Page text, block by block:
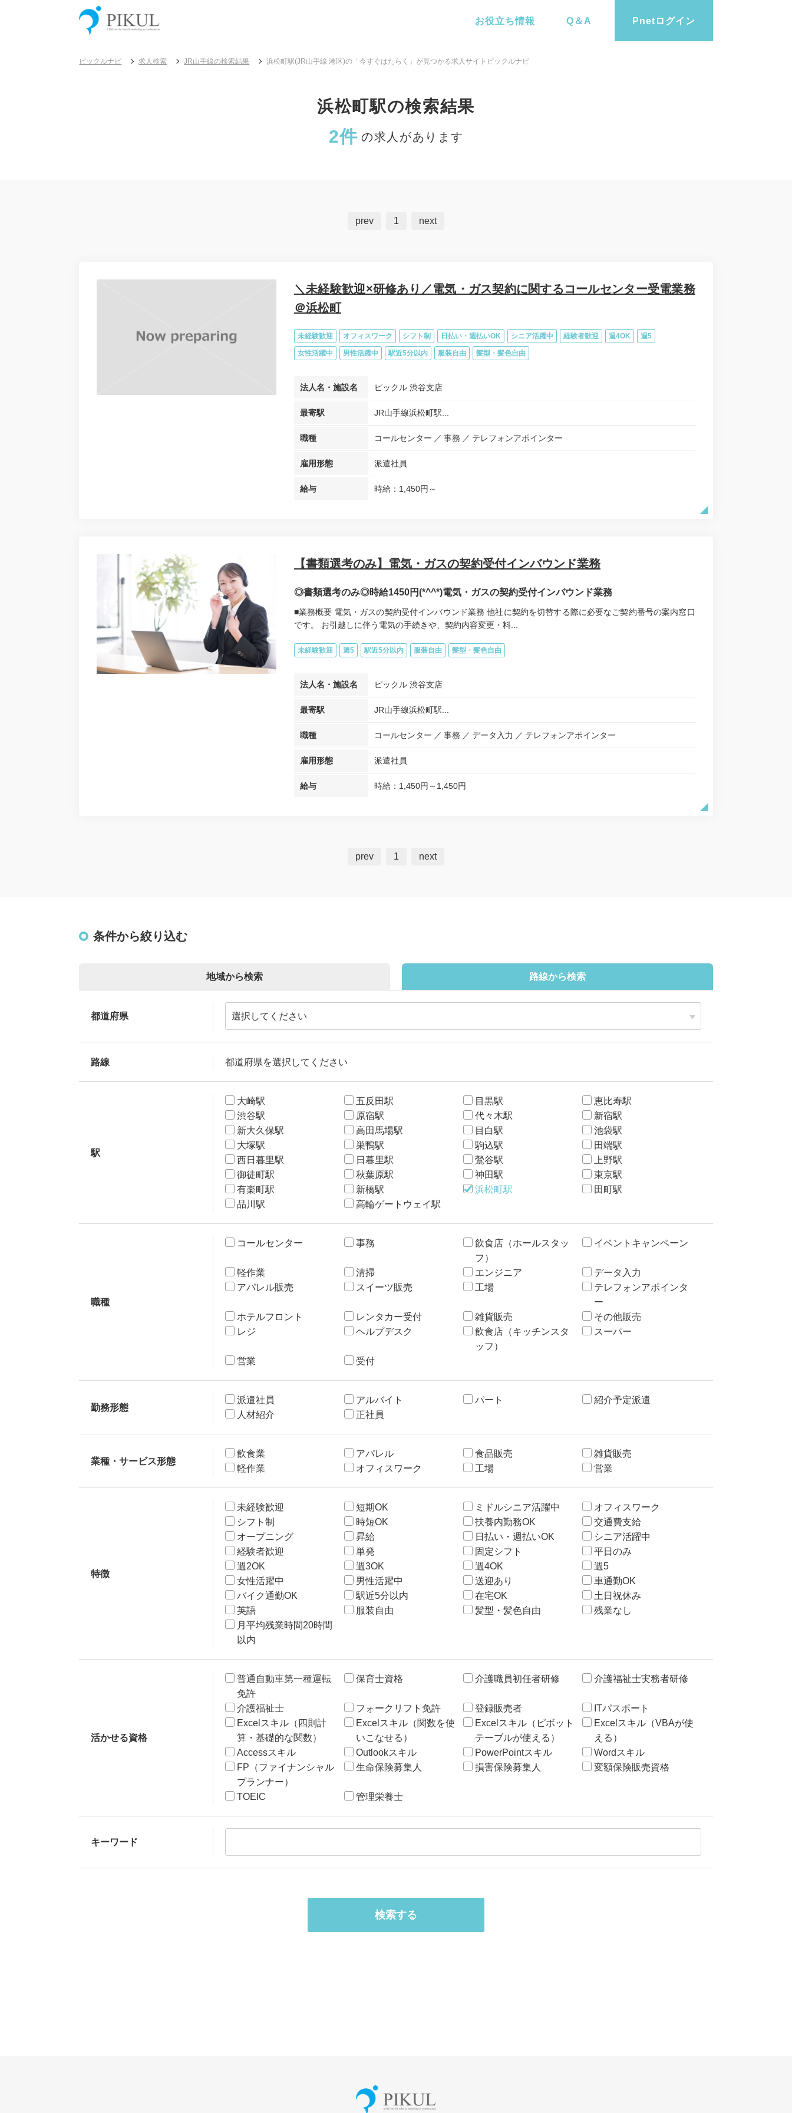
お役立ち情報 Q＆A Pnetログイン
ピックルナビ 求人検索 JR山手線の検索結果 浜松町駅(JR山手線 港区)の「今すぐはたらく」が見つかる求人サイトピックルナビ
浜松町駅の検索結果
2件 の求人があります
prev 1 next
＼未経験歓迎×研修あり／電気・ガス契約に関するコールセンター受電業務
＠浜松町
未経験歓迎 オフィスワーク シフト制 日払い・週払いOK シニア活躍中 経験者歓迎 週4OK 週5
女性活躍中 男性活躍中 駅近5分以内 服装自由 髪型・髪色自由
法人名・施設名 ピックル 渋谷支店
最寄駅 JR山手線浜松町駅...
職種 コールセンター 事務 テレフォンアポインター
雇用形態 派遣社員
給与 時給：1,450円～
【書類選考のみ】電気・ガスの契約受付インバウンド業務
◎書類選考のみ◎時給1450円(*^^*)電気・ガスの契約受付インバウンド業務
■業務概要 電気・ガスの契約受付インバウンド業務 他社に契約を切替する際に必要なご契約番号の案内窓口
です。 お引越しに伴う電気の手続きや、契約内容変更・料...
未経験歓迎 週5 駅近5分以内 服装自由 髪型・髪色自由
法人名・施設名 ピックル 渋谷支店
最寄駅 JR山手線浜松町駅...
職種 コールセンター 事務 データ入力 テレフォンアポインター
雇用形態 派遣社員
給与 時給：1,450円～1,450円
prev 1 next
条件から絞り込む
地域から検索 路線から検索
都道府県
路線 都道府県を選択してください
駅
大崎駅 五反田駅 目黒駅
恵比寿駅
渋谷駅
原宿駅 代々木駅
新宿駅
新大久保駅
高田馬場駅 目白駅
池袋駅
大塚駅
巣鴨駅 駒込駅
田端駅
西日暮里駅
日暮里駅 鶯谷駅
上野駅
御徒町駅
秋葉原駅 神田駅
東京駅
有楽町駅
新橋駅 浜松町駅
田町駅
品川駅
高輪ゲートウェイ駅
職種
コールセンター 事務
飲食店（ホールスタッ
フ）
イベントキャンペーン
軽作業 清掃 エンジニア
データ入力
アパレル販売
スイーツ販売 工場
テレフォンアポインタ
ー
ホテルフロント
レンタカー受付 雑貨販売
その他販売
レジ
ヘルプデスク
飲食店（キッチンスタ
ッフ）
スーパー
営業 受付
勤務形態
派遣社員 アルバイト パート
紹介予定派遣
人材紹介
正社員
業種・サービス形態
飲食業 アパレル 食品販売
雑貨販売
軽作業
オフィスワーク 工場 営業
特徴
未経験歓迎 短期OK ミドルシニア活躍中
オフィスワーク
シフト制
時短OK 扶養内勤務OK
交通費支給
オープニング
昇給 日払い・週払いOK
シニア活躍中
経験者歓迎
単発 固定シフト
平日のみ
週2OK
週3OK 週4OK
週5
女性活躍中
男性活躍中 送迎あり
車通勤OK
バイク通勤OK
駅近5分以内 在宅OK
土日祝休み
英語
服装自由 髪型・髪色自由
残業なし
月平均残業時間20時間
以内
活かせる資格
普通自動車第一種運転
免許
保育士資格 介護職員初任者研修 介護福祉士実務者研修
介護福祉士 フォークリフト免許 登録販売者
ITパスポート
Excelスキル（四則計
算・基礎的な関数）
Excelスキル（関数を使
いこなせる）
Excelスキル（ピボット
テーブルが使える）
Excelスキル（VBAが使
える）
Accessスキル
Outlookスキル PowerPointスキル
Wordスキル
FP（ファイナンシャル
プランナー）
生命保険募集人 損害保険募集人 変額保険販売資格
TOEIC 管理栄養士
キーワード